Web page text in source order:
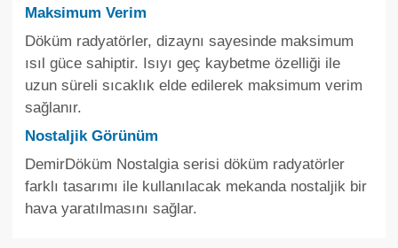
Maksimum Verim
Döküm radyatörler, dizaynı sayesinde maksimum
ısıl güce sahiptir. Isıyı geç kaybetme özelliği ile
uzun süreli sıcaklık elde edilerek maksimum verim
sağlanır.
Nostaljik Görünüm
DemirDöküm Nostalgia serisi döküm radyatörler
farklı tasarımı ile kullanılacak mekanda nostaljik bir
hava yaratılmasını sağlar.